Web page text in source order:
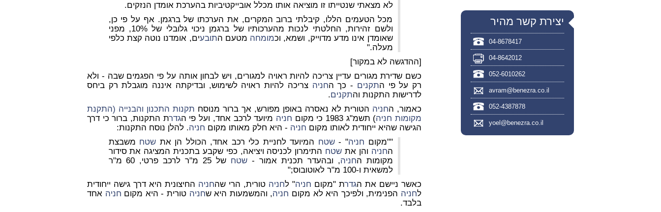
לא מצאתי שנטייתו זו מוציאה אותו מכלל אובייקטיביות בהערכת אומדן הנזקים.
מכל הטעמים הללו, קיבלתי ברוב המקרים, את הערכתו של ברגמן. אף על פי כן,
ולשם זהירות, החלטתי לנכות מהערכותיו של ברגמן ניכוי גלובלי של 10%, מפני
שאומדן אינו מדע מדוייק, ושמא, וכמומחה מטעם התובעים, אומדנו נוטה קצת כלפי
מעלה."
[ההדגשה לא במקור]
כשם שדירת מגורים עדיין צריכה להיות ראויה למגורים, ויש לבחון אותה על פי הפגמים שבה - ולא
רק על פי התקנים - כך החניה צריכה להיות ראויה לשימוש, ובדיקתה איננה מוגבלת רק ביחס
לדרישות התקנות והתקנים.
כאמור, החניה הטורית לא נאסרה באופן מפורש, אך ברור מנוסח תקנות התכנון והבנייה (התקנת
מקומות חניה) תשמ"ג 1983 כי מקום חניה מיועד לרכב אחד, ועל פי הגדרת התקנות, ברור כי דרך
הגישה שהיא ייחודית לאותו מקום חניה - היא חלק מאותו מקום חניה. להלן נוסח התקנות:
""מקום חניה" -שטח המיועד לחניית כלי רכב אחד, הכולל הן את שטח משבצת
החניה והן את שטח התימרון לכניסה ויציאה, כפי שקבע בתכנית המציגה את סידור
מקומות החניה, ובהעדר תכנית אמור - שטח
של 25 מ"ר לרכב פרטי, 60 מ"ר
למשאית ו-100 מ"ר לאוטובוס;"
כאשר ניישם את הגדרת "מקום חניה" לחניה טורית, הרי שהחניה החיצונית היא דרך גישה ייחודית
לחניה הפנימית, ולפיכך היא לא מקום חניה, והמשמעות היא שחניה טורית - היא מקום חניה אחד
בלבד.
יצירת קשר מהיר
04-8678417
04-8642012
052-6010262
avram@benezra.co.il
052-4387878
yoel@benezra.co.il